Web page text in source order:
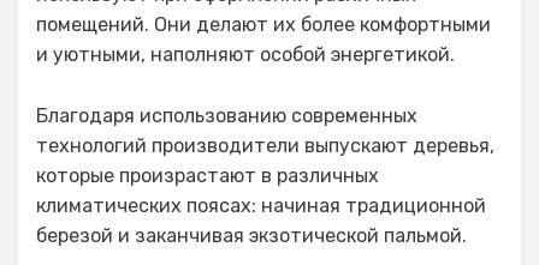
помещений. Они делают их более комфортными
и уютными, наполняют особой энергетикой.
Благодаря использованию современных
технологий производители выпускают деревья,
которые произрастают в различных
климатических поясах: начиная традиционной
березой и заканчивая экзотической пальмой.